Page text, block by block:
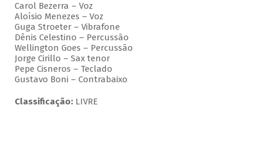
Carol Bezerra – Voz
Aloísio Menezes – Voz
Guga Stroeter – Vibrafone
Dênis Celestino – Percussão
Wellington Goes – Percussão
Jorge Cirillo – Sax tenor
Pepe Cisneros – Teclado
Gustavo Boni – Contrabaixo
Classificação:LIVRE